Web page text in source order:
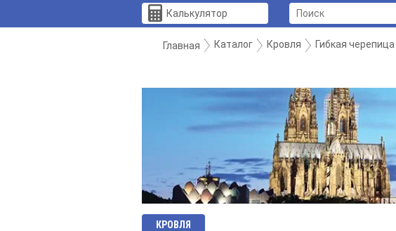
Калькулятор
Главная Каталог Кровля Гибкая черепица
КРОВЛЯ